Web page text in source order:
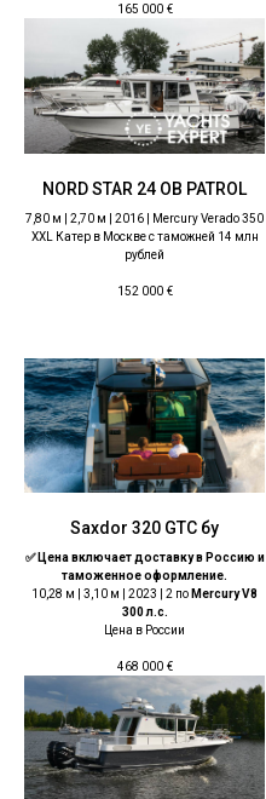
165 000 €
NORD STAR 24 OB PATROL
7,80 м | 2,70 м | 2016 | Mercury Verado 350
XXL Катер в Москве с таможней 14 млн
рублей
152 000 €
Saxdor 320 GTС бу
✅ Цена включает доставку в Россию и
таможенное оформление.
10,28 м | 3,10 м | 2023 | 2 по Mercury V8
300 л.с.
Цена в России
468 000 €